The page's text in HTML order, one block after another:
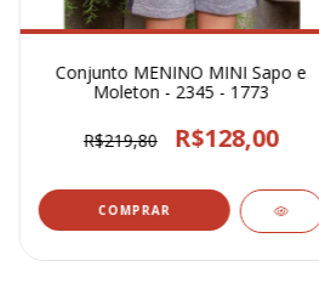
Conjunto MENINO MINI Sapo e
Moleton - 2345 - 1773
R$219,80 R$128,00
COMPRAR